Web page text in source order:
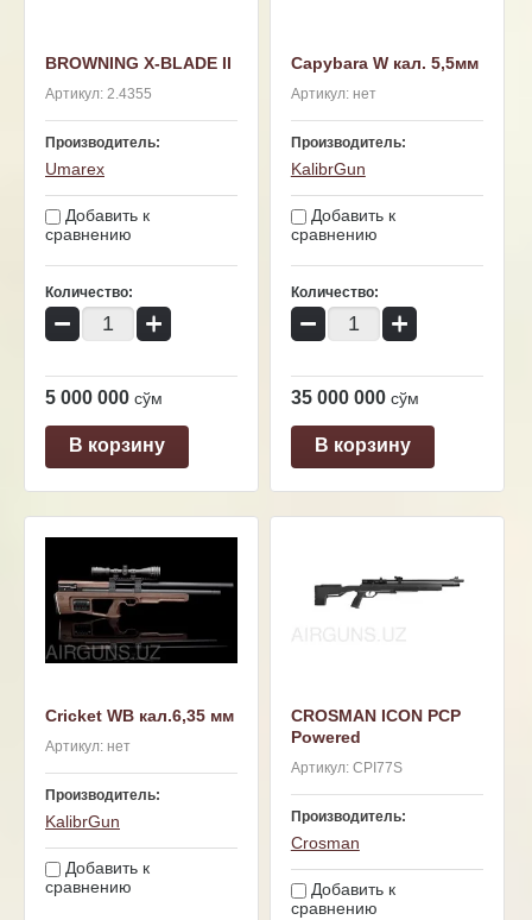
BROWNING X-BLADE II
Артикул: 2.4355
Производитель:
Umarex
Добавить к
сравнению
Количество:
− +
5 000 000 сўм
В корзину
Capybara W кал. 5,5мм
Артикул:нет
Производитель:
KalibrGun
Добавить к
сравнению
Количество:
− +
35 000 000 сўм
В корзину
Cricket WB кал.6,35 мм
Артикул: нет
Производитель:
KalibrGun
Добавить к
сравнению
CROSMAN ICON PCP
Powered
Артикул:CPI77S
Производитель:
Crosman
Добавить к
сравнению